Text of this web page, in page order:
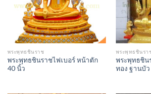
พระพุทธชินราช
พระพุทธชินราชไฟเบอร์ หน้าตัก
40 นิ้ว
พระพุทธชินรา
พระพุทธชิน
ทอง ฐานบั